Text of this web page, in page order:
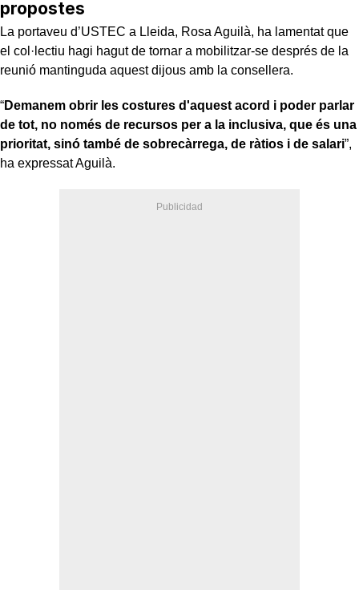
propostes
La portaveu d’USTEC a Lleida, Rosa Aguilà, ha lamentat que
el col·lectiu hagi hagut de tornar a mobilitzar-se després de la
reunió mantinguda aquest dijous amb la consellera.
“Demanem obrir les costures d'aquest acord i poder parlar
de tot, no només de recursos per a la inclusiva, que és una
prioritat, sinó també de sobrecàrrega, de ràtios i de salari”,
ha expressat Aguilà.